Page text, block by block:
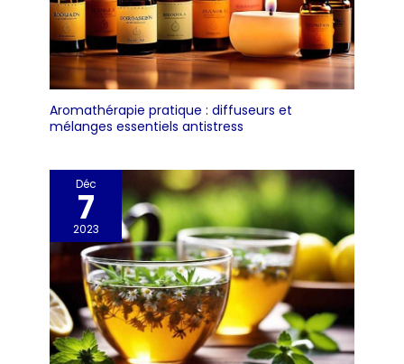
Aromathérapie pratique : diffuseurs et
mélanges essentiels antistress
Déc
7
2023